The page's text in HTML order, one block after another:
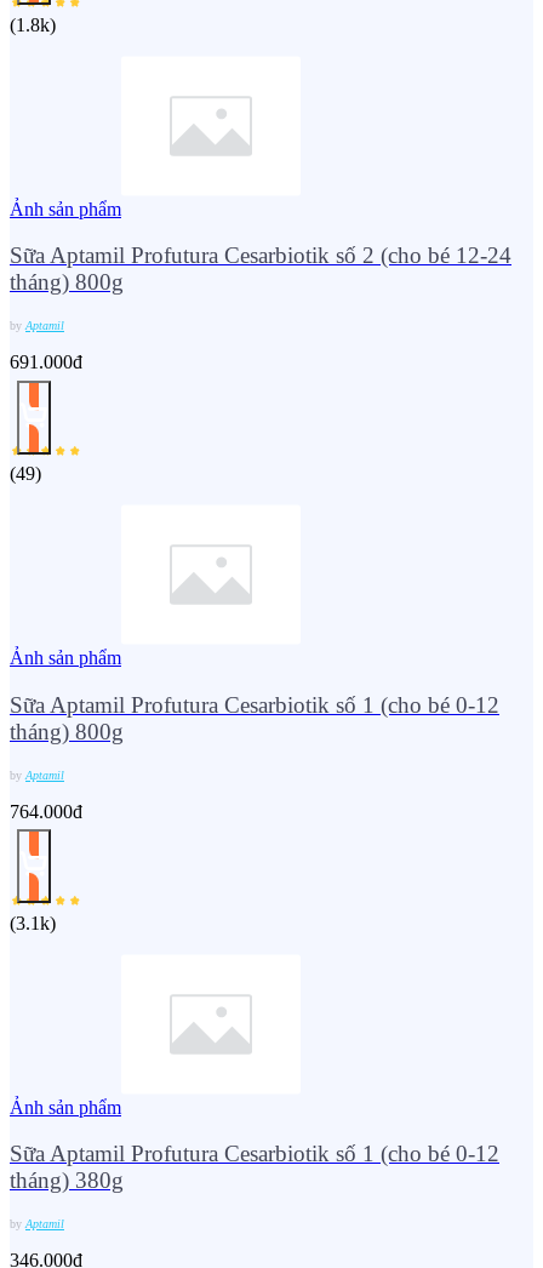
(1.8k)
Ảnh sản phẩm
Sữa Aptamil Profutura Cesarbiotik số 2 (cho bé 12-24
tháng) 800g
by Aptamil
691.000đ
(49)
Ảnh sản phẩm
Sữa Aptamil Profutura Cesarbiotik số 1 (cho bé 0-12
tháng) 800g
by Aptamil
764.000đ
(3.1k)
Ảnh sản phẩm
Sữa Aptamil Profutura Cesarbiotik số 1 (cho bé 0-12
tháng) 380g
by Aptamil
346.000đ